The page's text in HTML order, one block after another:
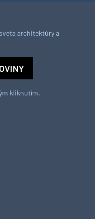
architektúry a
kliknutím.